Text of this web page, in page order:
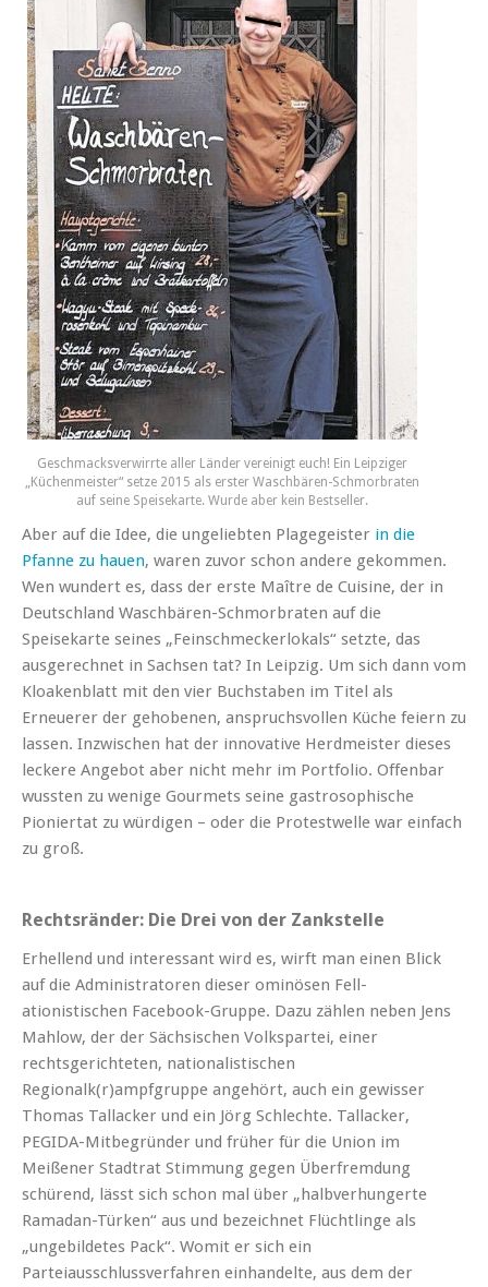
Geschmacksverwirrte aller Länder vereinigt euch! Ein Leipziger
„Küchenmeister“ setze 2015 als erster Waschbären-Schmorbraten
auf seine Speisekarte. Wurde aber kein Bestseller.
Aber auf die Idee, die ungeliebten Plagegeister in die
Pfanne zu hauen, waren zuvor schon andere gekommen.
Wen wundert es, dass der erste Maître de Cuisine, der in
Deutschland Waschbären-Schmorbraten auf die
Speisekarte seines „Feinschmeckerlokals“ setzte, das
ausgerechnet in Sachsen tat? In Leipzig. Um sich dann vom
Kloakenblatt mit den vier Buchstaben im Titel als
Erneuerer der gehobenen, anspruchsvollen Küche feiern zu
lassen. Inzwischen hat der innovative Herdmeister dieses
leckere Angebot aber nicht mehr im Portfolio. Offenbar
wussten zu wenige Gourmets seine gastrosophische
Pioniertat zu würdigen – oder die Protestwelle war einfach
zu groß.
Rechtsränder: Die Drei von der Zankstelle
Erhellend und interessant wird es, wirft man einen Blick
auf die Administratoren dieser ominösen Fell-
ationistischen Facebook-Gruppe. Dazu zählen neben Jens
Mahlow, der der Sächsischen Volkspartei, einer
rechtsgerichteten, nationalistischen
Regionalk(r)ampfgruppe angehört, auch ein gewisser
Thomas Tallacker und ein Jörg Schlechte. Tallacker,
PEGIDA-Mitbegründer und früher für die Union im
Meißener Stadtrat Stimmung gegen Überfremdung
schürend, lässt sich schon mal über „halbverhungerte
Ramadan-Türken“ aus und bezeichnet Flüchtlinge als
„ungebildetes Pack“. Womit er sich ein
Parteiausschlussverfahren einhandelte, aus dem der